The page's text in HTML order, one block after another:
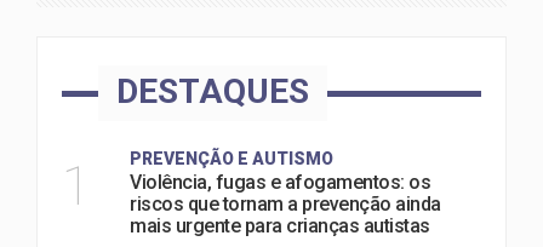
DESTAQUES
1 PREVENÇÃO E AUTISMO
Violência, fugas e afogamentos: os
riscos que tornam a prevenção ainda
mais urgente para crianças autistas